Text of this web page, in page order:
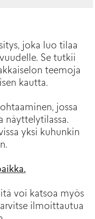
joka luo tilaa
Se tutkii
teemoja
kautta.
jossa
näyttelytilassa.
yksi kuhunkin
voi katsoa myös
ilmoittautua